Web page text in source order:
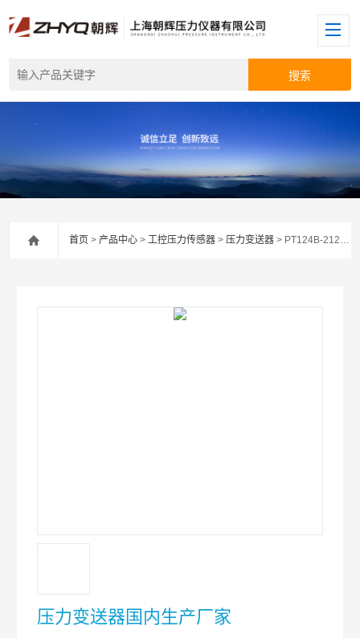
首页 >产品中心 >工控压力传感器 >压力变送器 > PT124B-212压力变送器国内生产厂家
压力变送器国内生产厂家